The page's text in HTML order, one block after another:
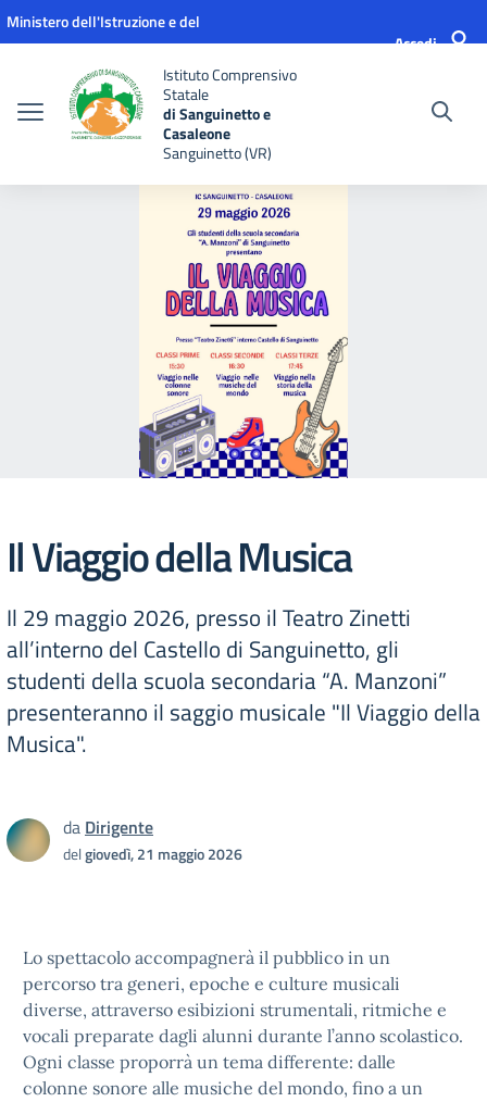
Vai ai contenuti
Vai al menu di navigazione
Vai al footer
Ministero dell'Istruzione e del
Accedi
Istituto Comprensivo
Statale
di Sanguinetto e
Casaleone
Sanguinetto (VR)
Il Viaggio della Musica
Il 29 maggio 2026, presso il Teatro Zinetti
all’interno del Castello di Sanguinetto, gli
studenti della scuola secondaria “A. Manzoni”
presenteranno il saggio musicale "Il Viaggio della
Musica".
da Dirigente
delgiovedì, 21 maggio 2026
Lo spettacolo accompagnerà il pubblico in un
percorso tra generi, epoche e culture musicali
diverse, attraverso esibizioni strumentali, ritmiche e
vocali preparate dagli alunni durante l’anno scolastico.
Ogni classe proporrà un tema differente: dalle
colonne sonore alle musiche del mondo, fino a un